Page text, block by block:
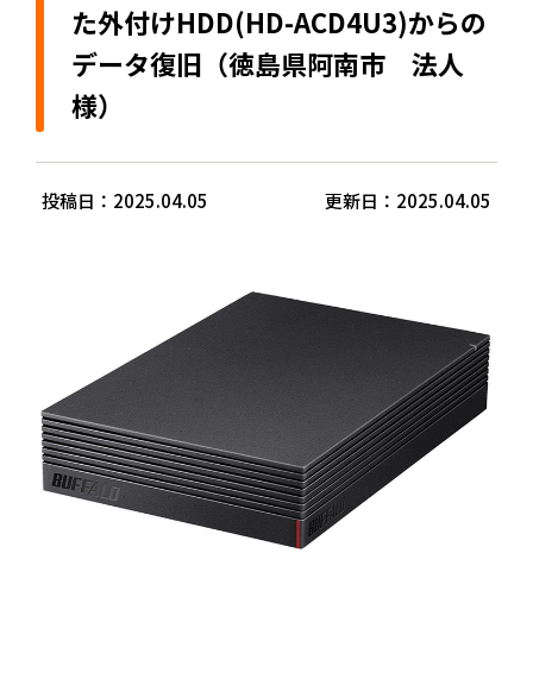
た外付けHDD(HD-ACD4U3)からの
データ復旧（徳島県阿南市 法人
様）
投稿日：2025.04.05 更新日：2025.04.05